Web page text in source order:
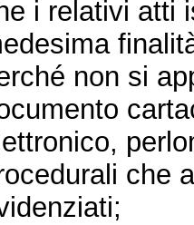
i relativi atti
non si
che